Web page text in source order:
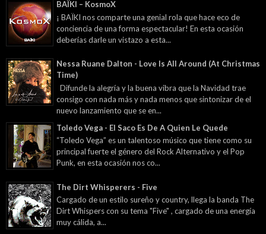
BAÏKI – KosmoX
¡ BAÏKI nos comparte una genial rola que hace eco de
conciencia de una forma espectacular! En esta ocasión
deberías darle un vistazo a esta...
Nessa Ruane Dalton - Love Is All Around (At Christmas
Time)
Difunde la alegría y la buena vibra que la Navidad trae
consigo con nada más y nada menos que sintonizar de el
nuevo lanzamiento que se en...
Toledo Vega - El Saco Es De A Quien Le Quede
“Toledo Vega” es un talentoso músico que tiene como su
principal fuerte el género del Rock Alternativo y el Pop
Punk, en esta ocasión nos co...
The Dirt Whisperers - Five
Cargado de un estilo sureño y country, llega la banda The
Dirt Whispers con su tema "Five" , cargado de una energía
muy cálida, a...